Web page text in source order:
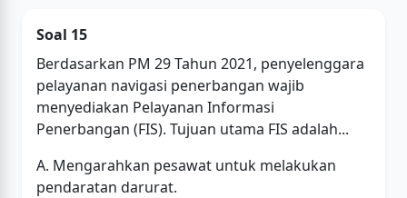
Soal 15
Berdasarkan PM 29 Tahun 2021, penyelenggara
pelayanan navigasi penerbangan wajib
menyediakan Pelayanan Informasi
Penerbangan (FIS). Tujuan utama FIS adalah...
A. Mengarahkan pesawat untuk melakukan
pendaratan darurat.